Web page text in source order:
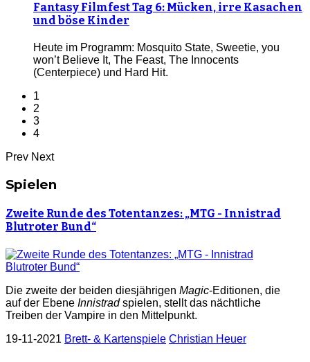
Fantasy Filmfest Tag 6: Mücken, irre Kasachen
und böse Kinder
Heute im Programm: Mosquito State, Sweetie, you
won’t Believe It, The Feast, The Innocents
(Centerpiece) und Hard Hit.
1
2
3
4
Prev Next
Spielen
Zweite Runde des Totentanzes: „MTG - Innistrad
Blutroter Bund“
Die zweite der beiden diesjährigen Magic-Editionen, die
auf der Ebene Innistradspielen, stellt das nächtliche
Treiben der Vampire in den Mittelpunkt.
19-11-2021 Brett- & Kartenspiele Christian Heuer